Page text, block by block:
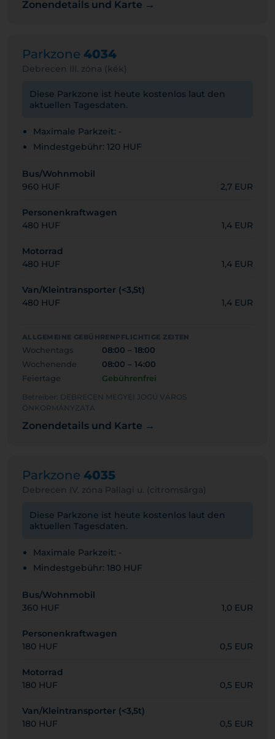
Zonendetails und Karte →
Parkzone 4034
Debrecen III. zóna (kék)
Diese Parkzone ist heute kostenlos laut den
aktuellen Tagesdaten.
Maximale Parkzeit: -
Mindestgebühr: 120 HUF
Bus/Wohnmobil
960 HUF
2,7 EUR
Personenkraftwagen
480 HUF
1,4 EUR
Motorrad
480 HUF
1,4 EUR
Van/Kleintransporter (<3,5t)
480 HUF
1,4 EUR
ALLGEMEINE GEBÜHRENPFLICHTIGE ZEITEN
Wochentags
08:00 – 18:00
Wochenende
08:00 – 14:00
Feiertage
Gebührenfrei
Betreiber: DEBRECEN MEGYEI JOGÚ VÁROS
ÖNKORMÁNYZATA
Zonendetails und Karte →
Parkzone 4035
Debrecen IV. zóna Pallagi u. (citromsárga)
Diese Parkzone ist heute kostenlos laut den
aktuellen Tagesdaten.
Maximale Parkzeit: -
Mindestgebühr: 180 HUF
Bus/Wohnmobil
360 HUF
1,0 EUR
Personenkraftwagen
180 HUF
0,5 EUR
Motorrad
180 HUF
0,5 EUR
Van/Kleintransporter (<3,5t)
180 HUF
0,5 EUR